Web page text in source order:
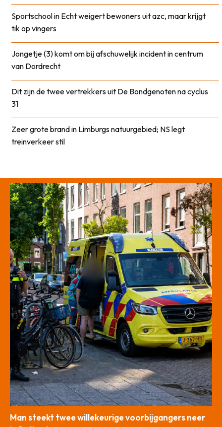
Sportschool in Echt weigert bewoners uit azc, maar krijgt
tik op vingers
Jongetje (3) komt om bij afschuwelijk incident in centrum
van Dordrecht
Dit zijn de twee vertrekkers uit De Bondgenoten na cyclus
31
Zeer grote brand in Limburgs natuurgebied; NS legt
treinverkeer stil
Man steekt twee willekeurige voorbijgangers neer